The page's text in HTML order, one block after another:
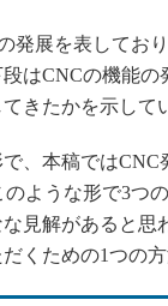
発展を表してお
はCNCの機能
きたかを示して
、本稿ではCNC
ような形で3つ
見解があると
くための1つの